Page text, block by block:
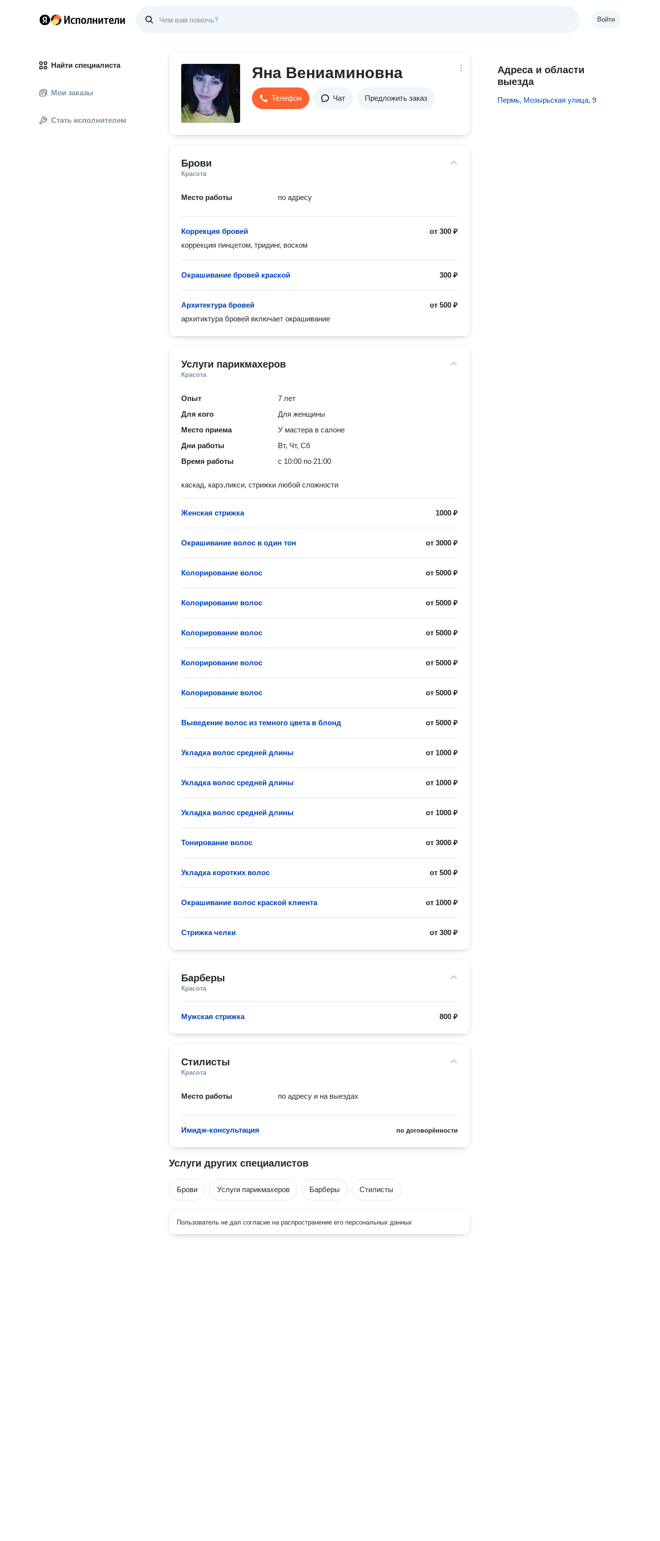
Войти
Найти специалиста
Мои заказы
Стать исполнителем
Яна Вениаминовна
Телефон Чат Предложить заказ
Брови
Красота
Место работы по адресу
от300 ₽
Коррекция бровей
коррекция пинцетом, тридинг, воском
300 ₽
Окрашивание бровей краской
от500 ₽
Архитектура бровей
архитиктура бровей включает окрашивание
Услуги парикмахеров
Красота
Опыт
7 лет
Для кого
Для женщины
Место приема
У мастера в салоне
Дни работы
Вт, Чт, Сб
Время работы
с 10:00 по 21:00
каскад, карэ,пикси, стрижки любой сложности
1000 ₽
Женская стрижка
от3000 ₽
Окрашивание волос в один тон
от5000 ₽
Колорирование волос
от5000 ₽
Колорирование волос
от5000 ₽
Колорирование волос
от5000 ₽
Колорирование волос
от5000 ₽
Колорирование волос
от5000 ₽
Выведение волос из темного цвета в блонд
от 1000 ₽
Укладка волос средней длины
от 1000 ₽
Укладка волос средней длины
от 1000 ₽
Укладка волос средней длины
от3000 ₽
Тонирование волос
от500 ₽
Укладка коротких волос
от 1000 ₽
Окрашивание волос краской клиента
от300 ₽
Стрижка челки
Барберы
Красота
800 ₽
Мужская стрижка
Стилисты
Красота
Место работы по адресу и на выездах
по договорённости
Имидж-консультация
Услуги других специалистов
Брови Услуги парикмахеров Барберы Стилисты
Пользователь не дал согласие на распространение его персональных данных
Адреса и области
выезда
Пермь, Мозырьская улица, 9